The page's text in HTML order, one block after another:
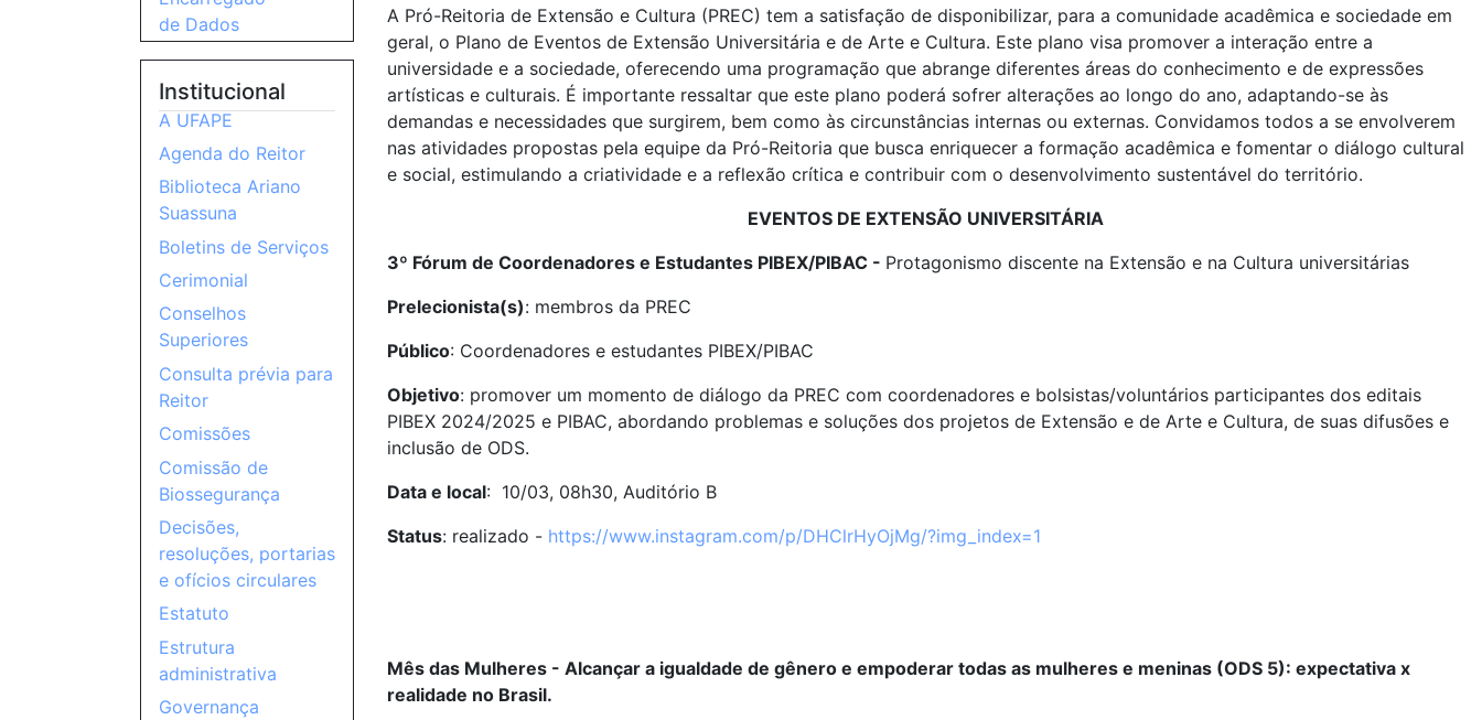
A Pró-Reitoria de Extensão e Cultura (PREC) tem a satisfação de disponibilizar, para a comunidade acadêmica e sociedade em
geral, o Plano de Eventos de Extensão Universitária e de Arte e Cultura. Este plano visa promover a interação entre a
universidade e a sociedade, oferecendo uma programação que abrange diferentes áreas do conhecimento e de expressões
artísticas e culturais. É importante ressaltar que este plano poderá sofrer alterações ao longo do ano, adaptando-se às
demandas e necessidades que surgirem, bem como às circunstâncias internas ou externas. Convidamos todos a se envolverem
nas atividades propostas pela equipe da Pró-Reitoria que busca enriquecer a formação acadêmica e fomentar o diálogo cultural
e social, estimulando a criatividade e a reflexão crítica e contribuir com o desenvolvimento sustentável do território.
EVENTOS DE EXTENSÃO UNIVERSITÁRIA
3º Fórum de Coordenadores e Estudantes PIBEX/PIBAC - Protagonismo discente na Extensão e na Cultura universitárias
Prelecionista(s): membros da PREC
Público: Coordenadores e estudantes PIBEX/PIBAC
Objetivo: promover um momento de diálogo da PREC com coordenadores e bolsistas/voluntários participantes dos editais
PIBEX 2024/2025 e PIBAC, abordando problemas e soluções dos projetos de Extensão e de Arte e Cultura, de suas difusões e
inclusão de ODS.
Data e local: 10/03, 08h30, Auditório B
Status: realizado - https://www.instagram.com/p/DHClrHyOjMg/?img_index=1
Mês das Mulheres - Alcançar a igualdade de gênero e empoderar todas as mulheres e meninas (ODS 5): expectativa x
realidade no Brasil.
de Dados
Institucional
A UFAPE
Agenda do Reitor
Biblioteca Ariano
Suassuna
Boletins de Serviços
Cerimonial
Conselhos
Superiores
Consulta prévia para
Reitor
Comissões
Comissão de
Biossegurança
Decisões,
resoluções, portarias
e ofícios circulares
Estatuto
Estrutura
administrativa
Governança